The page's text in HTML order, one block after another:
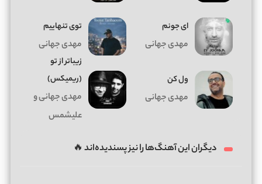
ای جونم
مهدی جهانی
توی تنهاییم
مهدی جهانی
ول کن
مهدی جهانی
زیباتر از تو
(ریمیکس)
مهدی جهانی و
علیشمس
دیگران این آهنگ‌ها را نیز پسندیده‌اند 🔥